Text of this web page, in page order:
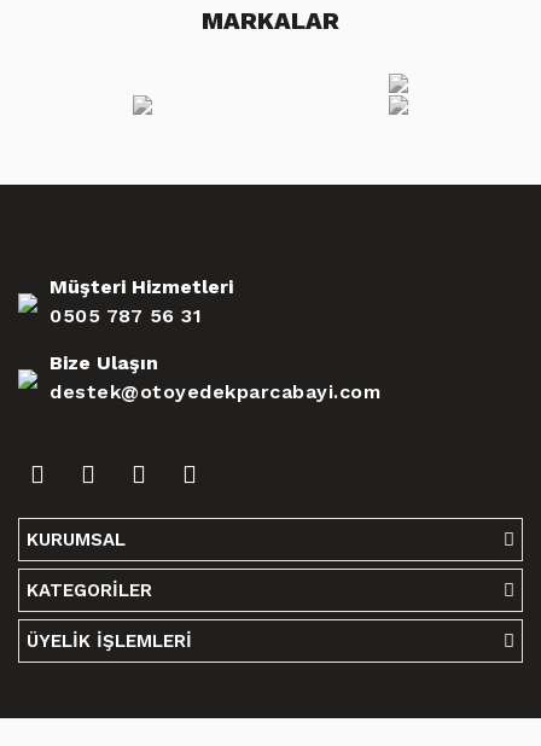
MARKALAR
Müşteri Hizmetleri
0505 787 56 31
Bize Ulaşın
destek@otoyedekparcabayi.com
KURUMSAL
KATEGORİLER
ÜYELİK İŞLEMLERİ